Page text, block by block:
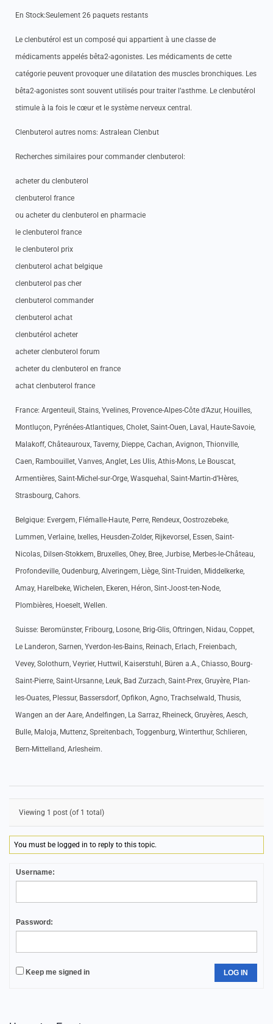
En Stock:Seulement 26 paquets restants
Le clenbutérol est un composé qui appartient à une classe de
médicaments appelés bêta2-agonistes. Les médicaments de cette
catégorie peuvent provoquer une dilatation des muscles bronchiques. Les
bêta2-agonistes sont souvent utilisés pour traiter l’asthme. Le clenbutérol
stimule à la fois le cœur et le système nerveux central.
Clenbuterol autres noms: Astralean Clenbut
Recherches similaires pour commander clenbuterol:
acheter du clenbuterol
clenbuterol france
ou acheter du clenbuterol en pharmacie
le clenbuterol france
le clenbuterol prix
clenbuterol achat belgique
clenbuterol pas cher
clenbuterol commander
clenbuterol achat
clenbutérol acheter
acheter clenbuterol forum
acheter du clenbuterol en france
achat clenbuterol france
France: Argenteuil, Stains, Yvelines, Provence-Alpes-Côte d’Azur, Houilles,
Montluçon, Pyrénées-Atlantiques, Cholet, Saint-Ouen, Laval, Haute-Savoie,
Malakoff, Châteauroux, Taverny, Dieppe, Cachan, Avignon, Thionville,
Caen, Rambouillet, Vanves, Anglet, Les Ulis, Athis-Mons, Le Bouscat,
Armentières, Saint-Michel-sur-Orge, Wasquehal, Saint-Martin-d’Hères,
Strasbourg, Cahors.
Belgique: Evergem, Flémalle-Haute, Perre, Rendeux, Oostrozebeke,
Lummen, Verlaine, Ixelles, Heusden-Zolder, Rijkevorsel, Essen, Saint-
Nicolas, Dilsen-Stokkem, Bruxelles, Ohey, Bree, Jurbise, Merbes-le-Château,
Profondeville, Oudenburg, Alveringem, Liège, Sint-Truiden, Middelkerke,
Amay, Harelbeke, Wichelen, Ekeren, Héron, Sint-Joost-ten-Node,
Plombières, Hoeselt, Wellen.
Suisse: Beromünster, Fribourg, Losone, Brig-Glis, Oftringen, Nidau, Coppet,
Le Landeron, Sarnen, Yverdon-les-Bains, Reinach, Erlach, Freienbach,
Vevey, Solothurn, Veyrier, Huttwil, Kaiserstuhl, Büren a.A., Chiasso, Bourg-
Saint-Pierre, Saint-Ursanne, Leuk, Bad Zurzach, Saint-Prex, Gruyère, Plan-
les-Ouates, Plessur, Bassersdorf, Opfikon, Agno, Trachselwald, Thusis,
Wangen an der Aare, Andelfingen, La Sarraz, Rheineck, Gruyères, Aesch,
Bulle, Maloja, Muttenz, Spreitenbach, Toggenburg, Winterthur, Schlieren,
Bern-Mittelland, Arlesheim.
Viewing 1 post (of 1 total)
You must be logged in to reply to this topic.
Username:
Password:
Keep me signed in LOG IN